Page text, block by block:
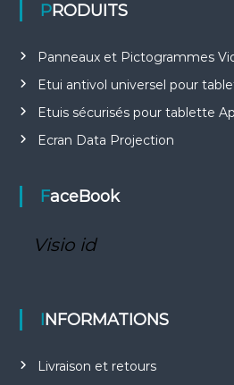
PRODUITS
Panneaux et Pictogrammes
Etui antivol universel pour
Etuis sécurisés pour tablette
Ecran Data Projection
FaceBook
Visio id
INFORMATIONS
Livraison et retours